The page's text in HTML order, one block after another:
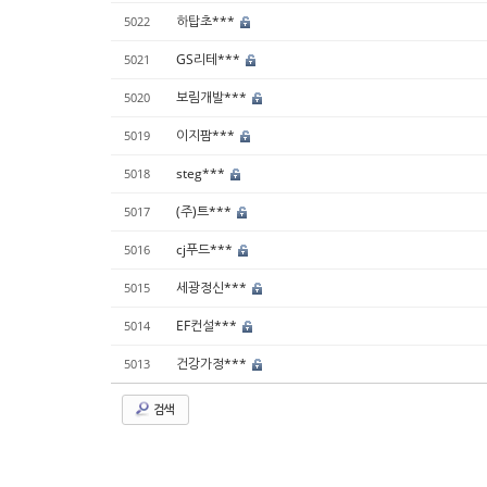
5022 하탑초***
5021 GS리테***
5020 보림개발***
5019 이지팜***
5018 steg***
5017 (주)트***
5016 cj푸드***
5015 세광정신***
5014 EF컨설***
5013 건강가정***
검색